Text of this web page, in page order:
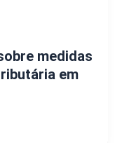
medidas
em